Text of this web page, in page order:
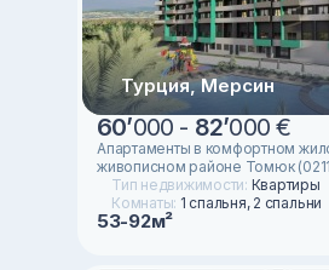
Турция, Мерсин
60’000 - 82’000 €
Апартаменты в комфортном
живописном районе Томюк
Тип недвижимости: Квартиры
Комнаты: 1 спальня, 2 спальни
53-92м²